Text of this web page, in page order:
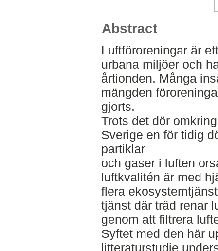
Abstract
Luftföroreningar är
urbana miljöer och
årtionden. Många
mängden
gjorts.
Trots det dör
Sverige en för tidig
partiklar
och gaser i luften
luftkvalitén är med
flera
tjänst där träd renar
genom att filtrera
Syftet med den här
litteraturstudie